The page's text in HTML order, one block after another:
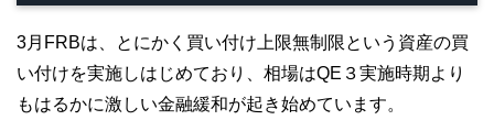
3月FRBは、とにかく買い付け上限無制限という資産の買
い付けを実施しはじめており、相場はQE３実施時期より
もはるかに激しい金融緩和が起き始めています。